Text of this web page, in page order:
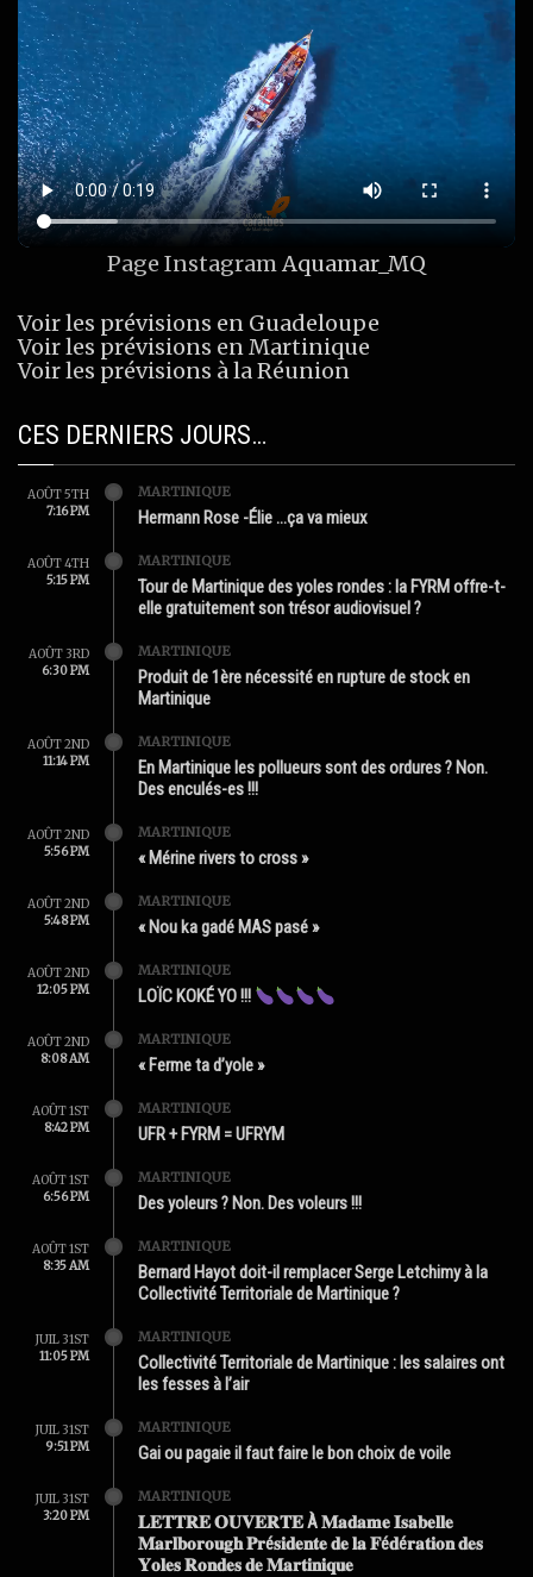
Page InstagramAquamar_MQ
Voir les prévisions en Guadeloupe
Voir les prévisions en Martinique
Voir les prévisions à la Réunion
CES DERNIERS JOURS…
AOÛT 5TH
7:16 PM
MARTINIQUE
Hermann Rose -Élie …ça va mieux
AOÛT 4TH
5:15 PM
MARTINIQUE
Tour de Martinique des yoles rondes : la FYRM offre-t-
elle gratuitement son trésor audiovisuel ?
AOÛT 3RD
6:30 PM
MARTINIQUE
Produit de 1ère nécessité en rupture de stock en
Martinique
AOÛT 2ND
11:14 PM
MARTINIQUE
En Martinique les pollueurs sont des ordures ? Non.
Des enculés-es !!!
AOÛT 2ND
5:56 PM
MARTINIQUE
« Mérine rivers to cross »
AOÛT 2ND
5:48 PM
MARTINIQUE
« Nou ka gadé MAS pasé »
AOÛT 2ND
12:05 PM
MARTINIQUE
LOÏC KOKÉ YO !!!
AOÛT 2ND
8:08 AM
MARTINIQUE
« Ferme ta d’yole »
AOÛT 1ST
8:42 PM
MARTINIQUE
UFR + FYRM = UFRYM
AOÛT 1ST
6:56 PM
MARTINIQUE
Des yoleurs ? Non. Des voleurs !!!
AOÛT 1ST
8:35 AM
MARTINIQUE
Bernard Hayot doit-il remplacer Serge Letchimy à la
Collectivité Territoriale de Martinique ?
JUIL 31ST
11:05 PM
MARTINIQUE
Collectivité Territoriale de Martinique : les salaires ont
les fesses à l’air
JUIL 31ST
9:51 PM
MARTINIQUE
Gai ou pagaie il faut faire le bon choix de voile
JUIL 31ST
3:20 PM
MARTINIQUE
𝐋𝐄𝐓𝐓𝐑𝐄 𝐎𝐔𝐕𝐄𝐑𝐓𝐄 À 𝐌𝐚𝐝𝐚𝐦𝐞 𝐈𝐬𝐚𝐛𝐞𝐥𝐥𝐞
𝐌𝐚𝐫𝐥𝐛𝐨𝐫𝐨𝐮𝐠𝐡 𝐏𝐫é𝐬𝐢𝐝𝐞𝐧𝐭𝐞 𝐝𝐞 𝐥𝐚 𝐅é𝐝é𝐫𝐚𝐭𝐢𝐨𝐧 𝐝𝐞𝐬
𝐘𝐨𝐥𝐞𝐬 𝐑𝐨𝐧𝐝𝐞𝐬 𝐝𝐞 𝐌𝐚𝐫𝐭𝐢𝐧𝐢𝐪𝐮𝐞